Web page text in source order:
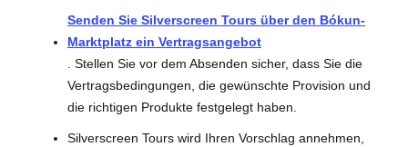
Senden Sie Silverscreen Tours über den Bókun-
Marktplatz ein Vertragsangebot
. Stellen Sie vor dem Absenden sicher, dass Sie die
Vertragsbedingungen, die gewünschte Provision und
die richtigen Produkte festgelegt haben.
Silverscreen Tours wird Ihren Vorschlag annehmen,